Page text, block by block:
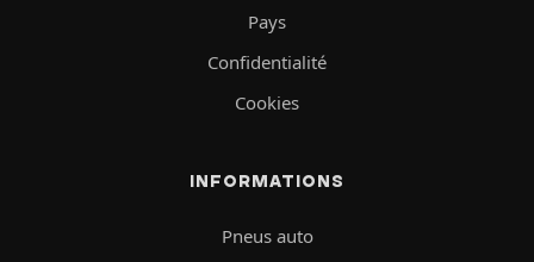
Pays
Confidentialité
Cookies
INFORMATIONS
Pneus auto